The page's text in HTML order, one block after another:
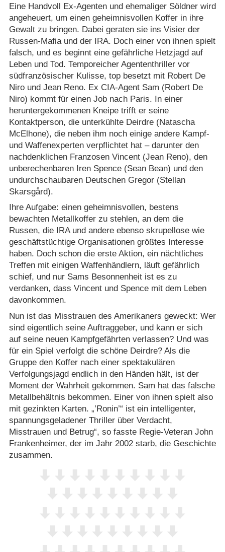
Eine Handvoll Ex-Agenten und ehemaliger Söldner wird
angeheuert, um einen geheimnisvollen Koffer in ihre
Gewalt zu bringen. Dabei geraten sie ins Visier der
Russen-Mafia und der IRA. Doch einer von ihnen spielt
falsch, und es beginnt eine gefährliche Hetzjagd auf
Leben und Tod. Temporeicher Agententhriller vor
südfranzösischer Kulisse, top besetzt mit Robert De
Niro und Jean Reno. Ex CIA-Agent Sam (Robert De
Niro) kommt für einen Job nach Paris. In einer
heruntergekommenen Kneipe trifft er seine
Kontaktperson, die unterkühlte Deirdre (Natascha
McElhone), die neben ihm noch einige andere Kampf-
und Waffenexperten verpflichtet hat – darunter den
nachdenklichen Franzosen Vincent (Jean Reno), den
unberechenbaren Iren Spence (Sean Bean) und den
undurchschaubaren Deutschen Gregor (Stellan
Skarsgård).
Ihre Aufgabe: einen geheimnisvollen, bestens
bewachten Metallkoffer zu stehlen, an dem die
Russen, die IRA und andere ebenso skrupellose wie
geschäftstüchtige Organisationen größtes Interesse
haben. Doch schon die erste Aktion, ein nächtliches
Treffen mit einigen Waffenhändlern, läuft gefährlich
schief, und nur Sams Besonnenheit ist es zu
verdanken, dass Vincent und Spence mit dem Leben
davonkommen.
Nun ist das Misstrauen des Amerikaners geweckt: Wer
sind eigentlich seine Auftraggeber, und kann er sich
auf seine neuen Kampfgefährten verlassen? Und was
für ein Spiel verfolgt die schöne Deirdre? Als die
Gruppe den Koffer nach einer spektakulären
Verfolgungsjagd endlich in den Händen hält, ist der
Moment der Wahrheit gekommen. Sam hat das falsche
Metallbehältnis bekommen. Einer von ihnen spielt also
mit gezinkten Karten. „’Ronin’“ ist ein intelligenter,
spannungsgeladener Thriller über Verdacht,
Misstrauen und Betrug“, so fasste Regie-Veteran John
Frankenheimer, der im Jahr 2002 starb, die Geschichte
zusammen.